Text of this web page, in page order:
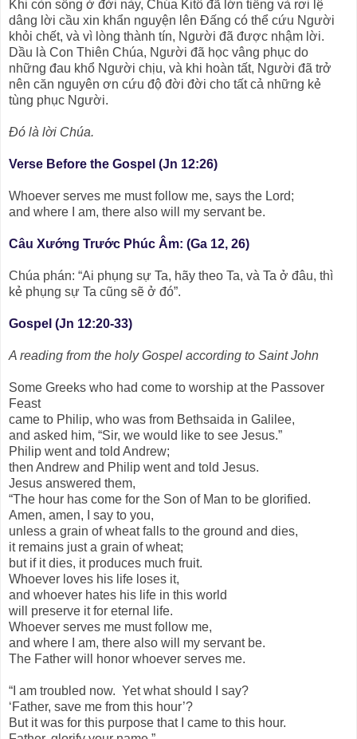
Khi còn sống ở đời này, Chúa Kitô đã lớn tiếng và rơi lệ
dâng lời cầu xin khẩn nguyện lên Ðấng có thể cứu Người
khỏi chết, và vì lòng thành tín, Người đã được nhậm lời.
Dầu là Con Thiên Chúa, Người đã học vâng phục do
những đau khổ Người chịu, và khi hoàn tất, Người đã trở
nên căn nguyên ơn cứu độ đời đời cho tất cả những kẻ
tùng phục Người.
Ðó là lời Chúa.
Verse Before the Gospel (Jn 12:26)
Whoever serves me must follow me, says the Lord;
and where I am, there also will my servant be.
Câu Xướng Trước Phúc Âm: (Ga 12, 26)
Chúa phán: “Ai phụng sự Ta, hãy theo Ta, và Ta ở đâu, thì
kẻ phụng sự Ta cũng sẽ ở đó”.
Gospel (Jn 12:20-33)
A reading from the holy Gospel according to Saint John
Some Greeks who had come to worship at the Passover
Feast
came to Philip, who was from Bethsaida in Galilee,
and asked him, “Sir, we would like to see Jesus.”
Philip went and told Andrew;
then Andrew and Philip went and told Jesus.
Jesus answered them,
“The hour has come for the Son of Man to be glorified.
Amen, amen, I say to you,
unless a grain of wheat falls to the ground and dies,
it remains just a grain of wheat;
but if it dies, it produces much fruit.
Whoever loves his life loses it,
and whoever hates his life in this world
will preserve it for eternal life.
Whoever serves me must follow me,
and where I am, there also will my servant be.
The Father will honor whoever serves me.
“I am troubled now. Yet what should I say?
‘Father, save me from this hour’?
But it was for this purpose that I came to this hour.